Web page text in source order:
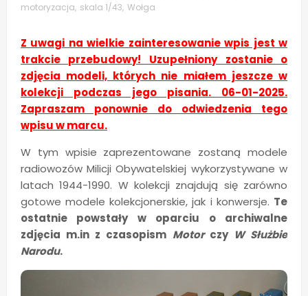
motoryzacja, skala 1/43, Wołga
Z uwagi na wielkie zainteresowanie wpis jest w
trakcie przebudowy! Uzupełniony zostanie o
zdjęcia modeli, których nie miałem jeszcze w
kolekcji podczas jego pisania. 06-01-2025.
Zapraszam ponownie do odwiedzenia tego
wpisu w marcu.
W tym wpisie zaprezentowane zostaną modele
radiowozów Milicji Obywatelskiej wykorzystywane w
latach 1944-1990. W kolekcji znajdują się zarówno
gotowe modele kolekcjonerskie, jak i konwersje. Te
ostatnie powstały w oparciu o archiwalne
zdjęcia m.in z czasopism Motor czy W Służbie
Narodu.